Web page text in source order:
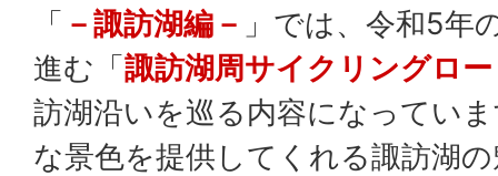
「 －諏訪湖編－ 」では、令和5年
進む「諏訪湖周サイクリングロ
訪湖沿いを巡る内容になってい
な景色を提供してくれる諏訪湖